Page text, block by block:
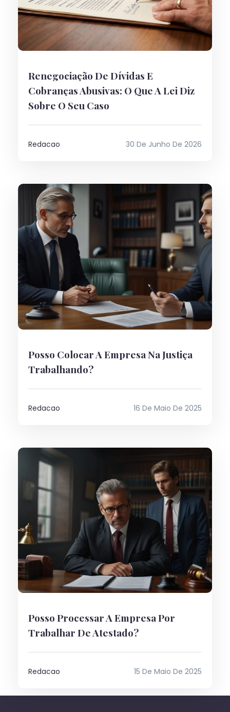
Renegociação De Dívidas E
Cobranças Abusivas: O Que A Lei Diz
Sobre O Seu Caso
30 De Junho De 2026
Redacao
Posso Colocar A Empresa Na Justiça
Trabalhando?
16 De Maio De 2025
Redacao
Posso Processar A Empresa Por
Trabalhar De Atestado?
15 De Maio De 2025
Redacao